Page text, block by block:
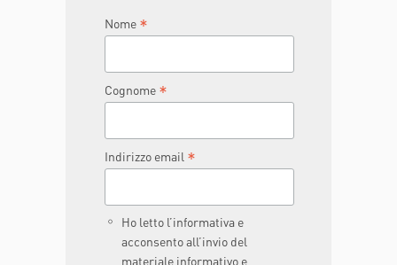
Nome *
Cognome *
Indirizzo email *
Ho letto l’informativa e
acconsento all’invio del
materiale informativo e